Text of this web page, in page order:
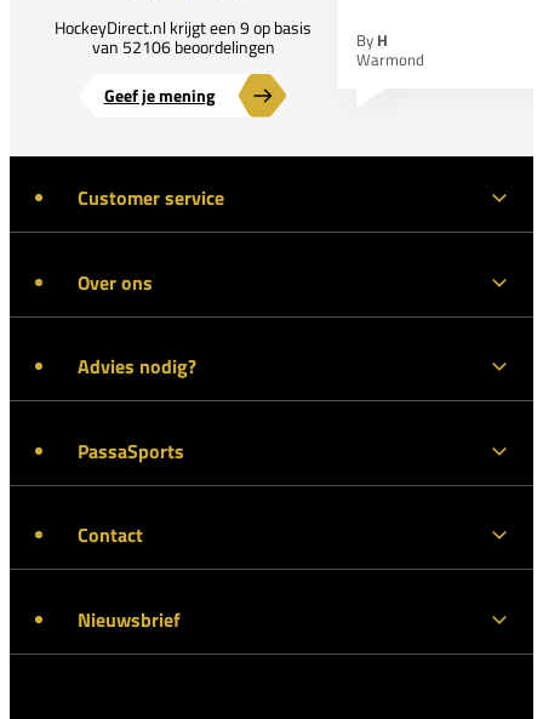
HockeyDirect.nl krijgt een 9 op basis
van 52106 beoordelingen
Geef je mening
By H
Warmond
Customer service
Over ons
Advies nodig?
PassaSports
Contact
Nieuwsbrief